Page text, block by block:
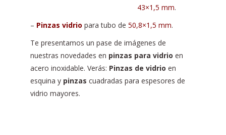
43×1,5 mm.
– Pinzas vidrio para tubo de 50,8×1,5 mm.
Te presentamos un pase de imágenes de
nuestras novedades en pinzas para vidrio en
acero inoxidable. Verás: Pinzas de vidrio en
esquina y pinzas cuadradas para espesores de
vidrio mayores.